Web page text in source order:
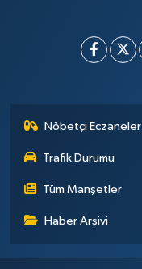
Nöbetçi Eczaneler
Trafik Durumu
Tüm Manşetler
Haber Arşivi